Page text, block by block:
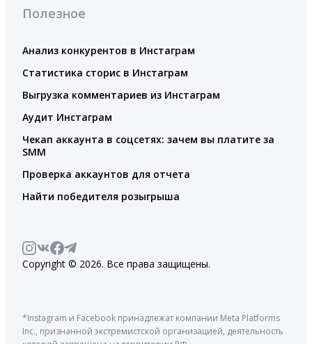
Полезное
Анализ конкурентов в Инстаграм
Статистика сторис в Инстаграм
Выгрузка комментариев из Инстаграм
Аудит Инстаграм
Чекап аккаунта в соцсетях: зачем вы платите за
SMM
Проверка аккаунтов для отчета
Найти победителя розыгрыша
Copyright © 2026. Все права защищены.
*Instagram и Facebook принадлежат компании Meta Platforms
Inc., признанной экстремистской организацией, деятельность